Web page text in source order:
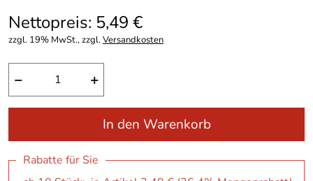
Nettopreis: 5,49 €
zzgl. 19% MwSt., zzgl.Versandkosten
− +
In den Warenkorb
Rabatte für Sie